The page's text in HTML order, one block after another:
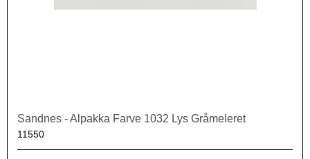
Sandnes - Alpakka Farve 1032 Lys Gråmeleret
11550